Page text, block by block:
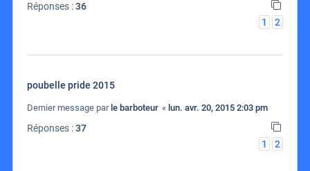
Réponses :36
1
2
poubelle pride 2015
Dernier message par le barboteur « lun. avr. 20, 2015 2:03 pm
Réponses :37
1
2